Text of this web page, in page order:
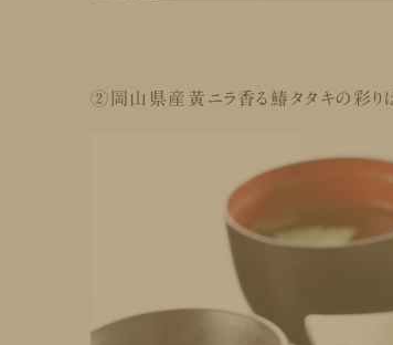
② 岡山県産黄ニラ香る鰆タタキの彩り